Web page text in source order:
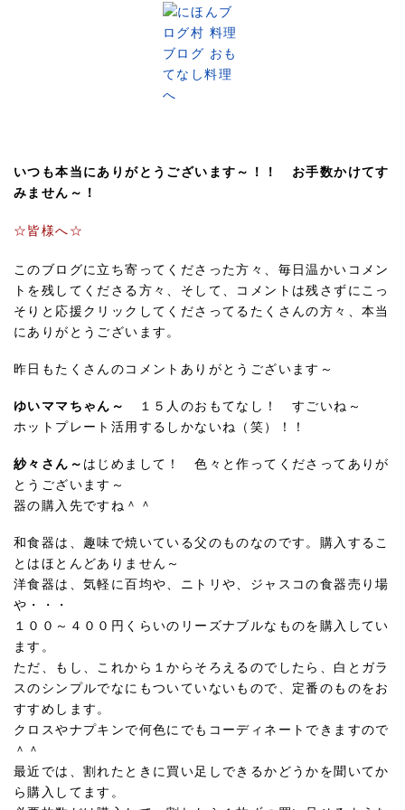
いつも本当にありがとうございます～！！ お手数かけてす
みません～！
☆皆様へ☆
このブログに立ち寄ってくださった方々、毎日温かいコメン
トを残してくださる方々、そして、コメントは残さずにこっ
そりと応援クリックしてくださってるたくさんの方々、本当
にありがとうございます。
昨日もたくさんのコメントありがとうございます～
ゆいママちゃん～
１５人のおもてなし！ すごいね～
ホットプレート活用するしかないね（笑）！！
紗々さん～ はじめまして！ 色々と作ってくださってありが
とうございます～
器の購入先ですね＾＾
和食器は、趣味で焼いている父のものなのです。購入するこ
とはほとんどありません～
洋食器は、気軽に百均や、ニトリや、ジャスコの食器売り場
や・・・
１００～４００円くらいのリーズナブルなものを購入してい
ます。
ただ、もし、これから１からそろえるのでしたら、白とガラ
スのシンプルでなにもついていないもので、定番のものをお
すすめします。
クロスやナプキンで何色にでもコーディネートできますので
＾＾
最近では、割れたときに買い足しできるかどうかを聞いてか
ら購入してます。